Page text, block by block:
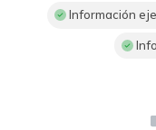
Información